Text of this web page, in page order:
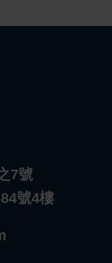
7號
號4樓